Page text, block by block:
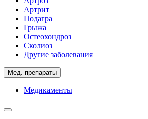
Артрит
Подагра
Грыжа
Остеохондроз
Сколиоз
Другие заболевания
Мед. препараты
Медикаменты